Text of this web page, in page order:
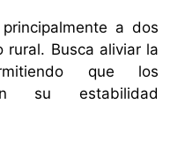
a dos
rural. Busca aliviar la
que los
su estabilidad